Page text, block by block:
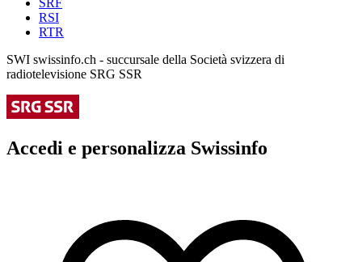
RSI
RTR
SWI swissinfo.ch - succursale della Società svizzera di
radiotelevisione SRG SSR
Accedi e personalizza Swissinfo